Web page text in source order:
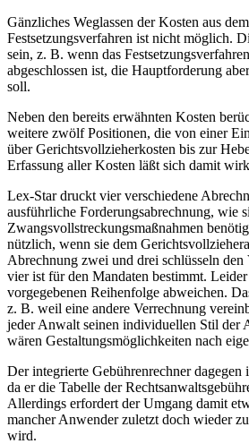
Gänzliches Weglassen der Kosten aus
Festsetzungsverfahren ist nicht möglich.
sein, z. B. wenn das
abgeschlossen ist, die Hauptforderung
soll.
Neben den bereits erwähnten Kosten
weitere zwölf Positionen, die von einer
über Gerichtsvollzieherkosten bis zur
Erfassung aller Kosten läßt sich damit
Lex-Star druckt vier verschiedene
ausführliche Forderungsabrechnung, wie
Zwangsvollstreckungsmaßnahmen
nützlich, wenn sie dem
Abrechnung zwei und drei schlüsseln den
vier ist für den Mandaten bestimmt.
vorgegebenen Reihenfolge abweichen.
z. B. weil eine andere Verrechnung
jeder Anwalt seinen individuellen Stil der
wären Gestaltungsmöglichkeiten nach
Der integrierte Gebührenrechner dagegen
da er die Tabelle der
Allerdings erfordert der Umgang damit
mancher Anwender zuletzt doch wieder
wird.